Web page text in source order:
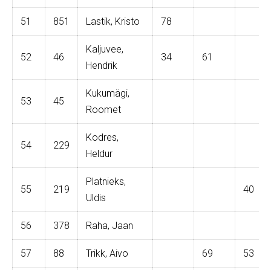
51 851 Lastik, Kristo 78
52 46
Kaljuvee,
Hendrik
34 61
53 45
Kukumägi,
Roomet
54 229
Kodres,
Heldur
55 219
Platnieks,
Uldis
40
56 378 Raha, Jaan
57 88 Trikk, Aivo 69 53